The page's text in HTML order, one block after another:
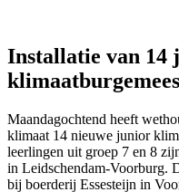
Installatie van 14
Maandagochtend heeft
klimaat 14 nieuwe junior
leerlingen uit groep 7 en 8
in Leidschendam-Voorburg.
bij boerderij Essesteijn in